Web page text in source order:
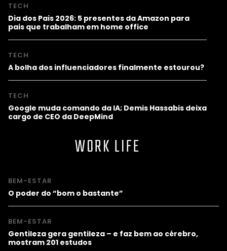
TECH
Dia dos Pais 2026: 5 presentes da Amazon para
pais que trabalham em home office
TECH
A bolha dos influenciadores finalmente estourou?
TECH
Google muda comando da IA; Demis Hassabis deixa
cargo de CEO da DeepMind
WORK LIFE
BEM-ESTAR
O poder do “bom o bastante”
BEM-ESTAR
Gentileza gera gentileza – e faz bem ao cérebro,
mostram 201 estudos